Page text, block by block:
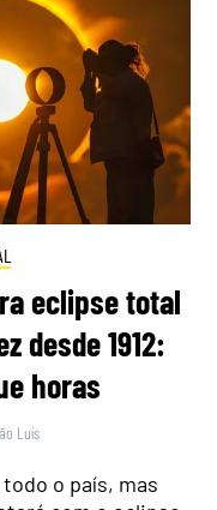
eclipse total
desde 1912:
horas
Luís
o país, mas